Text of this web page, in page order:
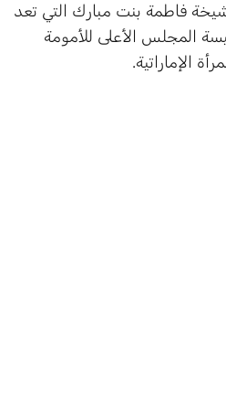
فاطمة بنت مبارك التي تعد
المجلس الأعلى للأمومة
الإماراتية.